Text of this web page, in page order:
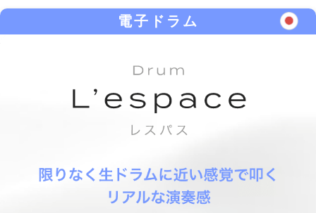
電子ドラム